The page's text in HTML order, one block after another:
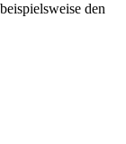
den